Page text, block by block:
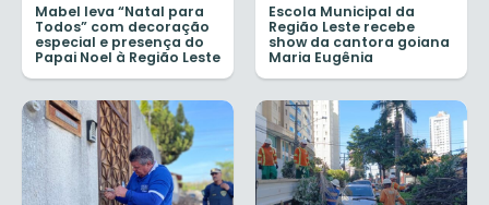
Mabel leva “Natal para
Todos” com decoração
especial e presença do
Papai Noel à Região Leste
Escola Municipal da
Região Leste recebe
show da cantora goiana
Maria Eugênia